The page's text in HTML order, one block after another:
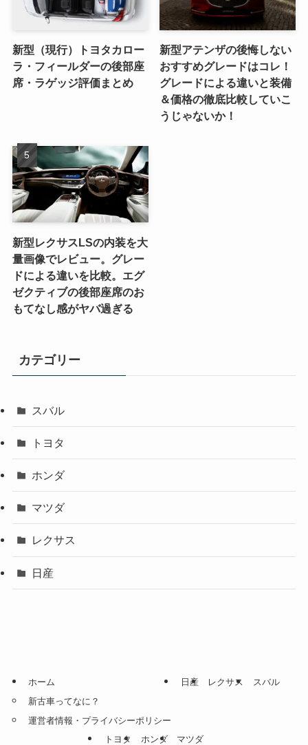
新型（現行）トヨタカロー
ラ・フィールダーの後部座
席・ラゲッジ評価まとめ
新型アテンザの後悔しない
おすすめグレードはコレ！
グレードによる違いと装備
＆価格の徹底比較していこ
うじゃないか！
新型レクサスLSの内装を大
量画像でレビュー。グレー
ドによる違いを比較。エグ
ゼクティブの後部座席のお
もてなし感がヤバ過ぎる
カテゴリー
スバル
トヨタ
ホンダ
マツダ
レクサス
日産
ホーム
新古車ってなに？
運営者情報・プライバシーポリシー
日産 レクサス スバル
トヨタ ホンダ マツダ